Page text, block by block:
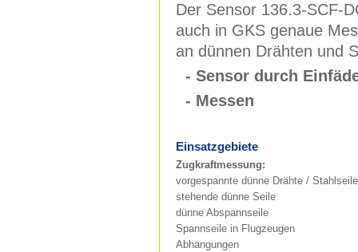
Der Sensor 136.3-SCF-
auch in GKS genaue
an dünnen Drähten und
- Sensor durch
- Messen
Einsatzgebiete
Zugkraftmessung:
vorgespannte dünne Drähte / Stahlseile
stehende dünne Seile
dünne Abspannseile
Spannseile in Flugzeugen
Abhängungen